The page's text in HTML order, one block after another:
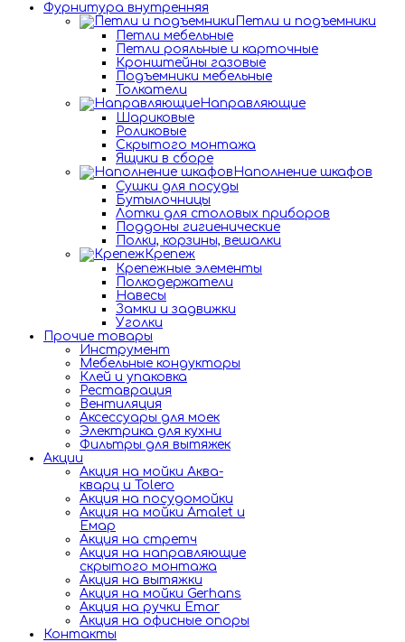
Фурнитура внутренняя
Петли и подъемники
Петли мебельные
Петли рояльные и карточные
Кронштейны газовые
Подъемники мебельные
Толкатели
Направляющие
Шариковые
Роликовые
Скрытого монтажа
Ящики в сборе
Наполнение шкафов
Сушки для посуды
Бутылочницы
Лотки для столовых приборов
Поддоны гигиенические
Полки, корзины, вешалки
Крепеж
Крепежные элементы
Полкодержатели
Навесы
Замки и задвижки
Уголки
Прочие товары
Инструмент
Мебельные кондукторы
Клей и упаковка
Реставрация
Вентиляция
Аксессуары для моек
Электрика для кухни
Фильтры для вытяжек
Акции
Акция на мойки Аква-
кварц и Tolero
Акция на посудомойки
Акция на мойки Amalet и
Емар
Акция на стретч
Акция на направляющие
скрытого монтажа
Акция на вытяжки
Акция на мойки Gerhans
Акция на ручки Emar
Акция на офисные опоры
Контакты